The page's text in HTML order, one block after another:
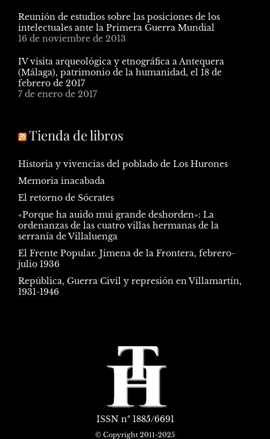
Reunión de estudios sobre las posiciones de los
intelectuales ante la Primera Guerra Mundial
16 de noviembre de 2013
IV visita arqueológica y etnográfica a Antequera
(Málaga), patrimonio de la humanidad, el 18 de
febrero de 2017
7 de enero de 2017
Tienda de libros
Historia y vivencias del poblado de Los Hurones
Memoria inacabada
El retorno de Sócrates
«Porque ha auido mui grande deshorden»: La
ordenanzas de las cuatro villas hermanas de la
serranía de Villaluenga
El Frente Popular. Jimena de la Frontera, febrero-
julio 1936
República, Guerra Civil y represión en Villamartín,
1931-1946
ISSN nº 1885/6691
© Copyright 2011-2025